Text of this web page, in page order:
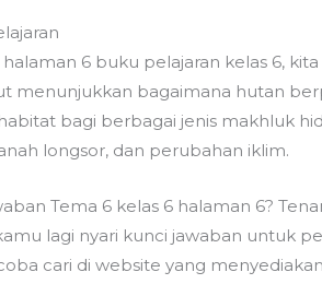
6 buku pelajaran kelas 6,
menunjukkan bagaimana hutan
bagi berbagai jenis makhluk
longsor, dan perubahan iklim.
Tema 6 kelas 6 halaman 6?
lagi nyari kunci jawaban untuk
cari di website yang